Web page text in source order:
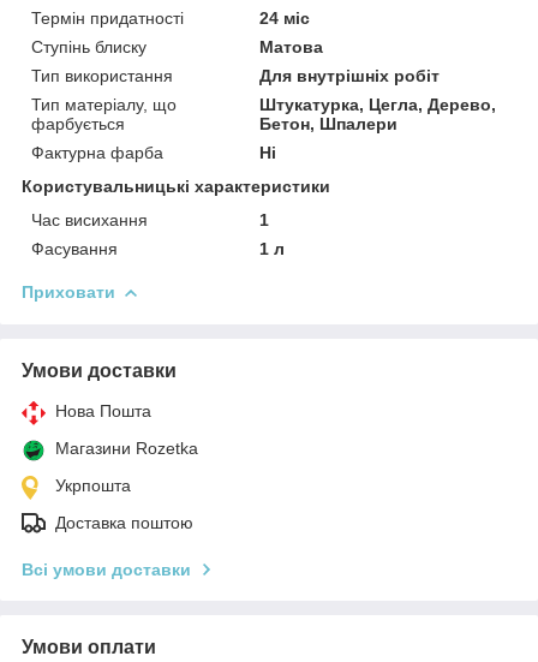
Термін придатності
24 міс
Ступінь блиску
Матова
Тип використання
Для внутрішніх робіт
Тип матеріалу, що
фарбується
Штукатурка, Цегла, Дерево,
Бетон, Шпалери
Фактурна фарба
Ні
Користувальницькі характеристики
Час висихання
1
Фасування
1 л
Приховати
Умови доставки
Нова Пошта
Магазини Rozetka
Укрпошта
Доставка поштою
Всі умови доставки
Умови оплати